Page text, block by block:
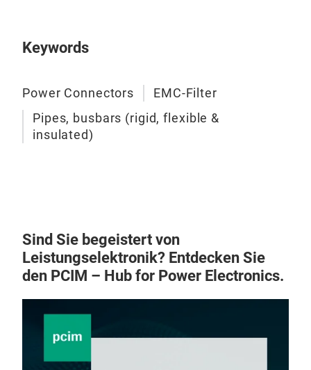
Keywords
Power Connectors
EMC-Filter
Pipes, busbars (rigid, flexible &
insulated)
Sind Sie begeistert von
Leistungselektronik? Entdecken Sie
den PCIM – Hub for Power Electronics.